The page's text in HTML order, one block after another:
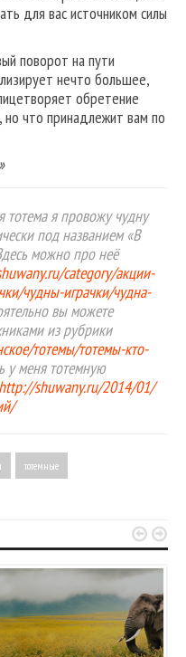
для вас источником силы
поворот на пути
нечто большее,
обретение
что принадлежит вам по
тотема я провожу чудну
под названием «В
можно про неё
category/акции-
чудны-играчки/чудна-
вы можете
из рубрики
тотемы/тотемы-кто-
у меня тотемную
http://shuwany.ru/2014/01/
тотемные
 